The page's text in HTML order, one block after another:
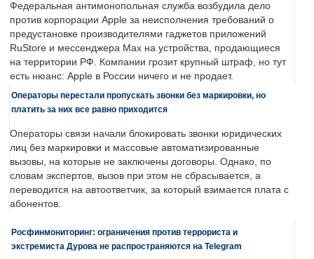
Федеральная антимонопольная служба возбудила дело
против корпорации Apple за неисполнения требований о
предустановке производителями гаджетов приложений
RuStore и мессенджера Max на устройства, продающиеся
на территории РФ. Компании грозит крупный штраф, но тут
есть нюанс: Apple в России ничего и не продает.
Операторы перестали пропускать звонки без маркировки, но
платить за них все равно приходится
Операторы связи начали блокировать звонки юридических
лиц без маркировки и массовые автоматизированные
вызовы, на которые не заключены договоры. Однако, по
словам экспертов, вызов при этом не сбрасывается, а
переводится на автоответчик, за который взимается плата с
абонентов.
Росфинмониторинг: ограничения против террориста и
экстремиста Дурова не распространяются на Telegram